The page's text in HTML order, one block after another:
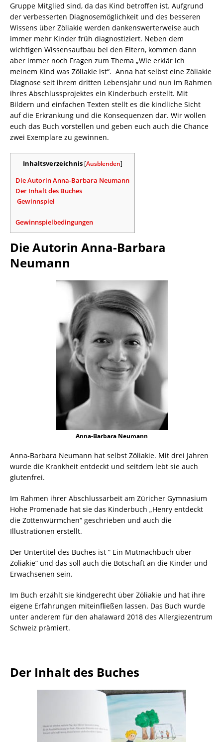
Gruppe Mitglied sind, da das Kind betroffen ist. Aufgrund
der verbesserten Diagnosemöglichkeit und des besseren
Wissens über Zöliakie werden dankenswerterweise auch
immer mehr Kinder früh diagnostiziert. Neben dem
wichtigen Wissensaufbau bei den Eltern, kommen dann
aber immer noch Fragen zum Thema „Wie erklär ich
meinem Kind was Zöliakie ist“. Anna hat selbst eine Zöliakie
Diagnose seit ihrem dritten Lebensjahr und nun im Rahmen
ihres Abschlussprojektes ein Kinderbuch erstellt. Mit
Bildern und einfachen Texten stellt es die kindliche Sicht
auf die Erkrankung und die Konsequenzen dar. Wir wollen
euch das Buch vorstellen und geben euch auch die Chance
zwei Exemplare zu gewinnen.
Inhaltsverzeichnis [Ausblenden]
Die Autorin Anna-Barbara Neumann
Der Inhalt des Buches
Gewinnspiel
Gewinnspielbedingungen
Die Autorin Anna-Barbara
Neumann
Anna-Barbara Neumann
Anna-Barbara Neumann hat selbst Zöliakie. Mit drei Jahren
wurde die Krankheit entdeckt und seitdem lebt sie auch
glutenfrei.
Im Rahmen ihrer Abschlussarbeit am Züricher Gymnasium
Hohe Promenade hat sie das Kinderbuch „Henry entdeckt
die Zottenwürmchen“ geschrieben und auch die
Illustrationen erstellt.
Der Untertitel des Buches ist “ Ein Mutmachbuch über
Zöliakie“ und das soll auch die Botschaft an die Kinder und
Erwachsenen sein.
Im Buch erzählt sie kindgerecht über Zöliakie und hat ihre
eigene Erfahrungen miteinfließen lassen. Das Buch wurde
unter anderem für den aha!award 2018 des Allergiezentrum
Schweiz prämiert.
Der Inhalt des Buches